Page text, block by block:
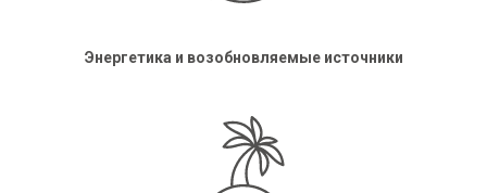
Энергетика и возобновляемые источники